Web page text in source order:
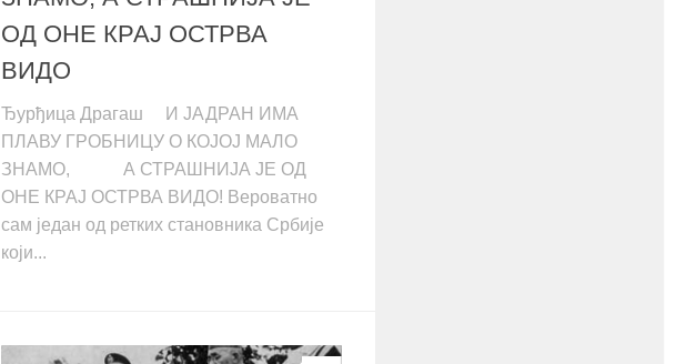
ОД ОНЕ КРАЈ ОСТРВА
ВИДО
Ђурђица Драгаш И ЈАДРАН ИМА
ПЛАВУ ГРОБНИЦУ О КОЈОЈ МАЛО
ЗНАМО, А СТРАШНИЈА ЈЕ ОД
ОНЕ КРАЈ ОСТРВА ВИДО! Вероватно
сам један од ретких становника Србије
који...